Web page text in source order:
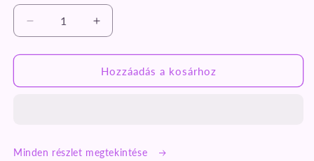
pamut
gumis
80x200
Fehér
pamut
gumis
lepedő
80x200
Hozzáadás a kosárhoz
Minden részlet megtekintése